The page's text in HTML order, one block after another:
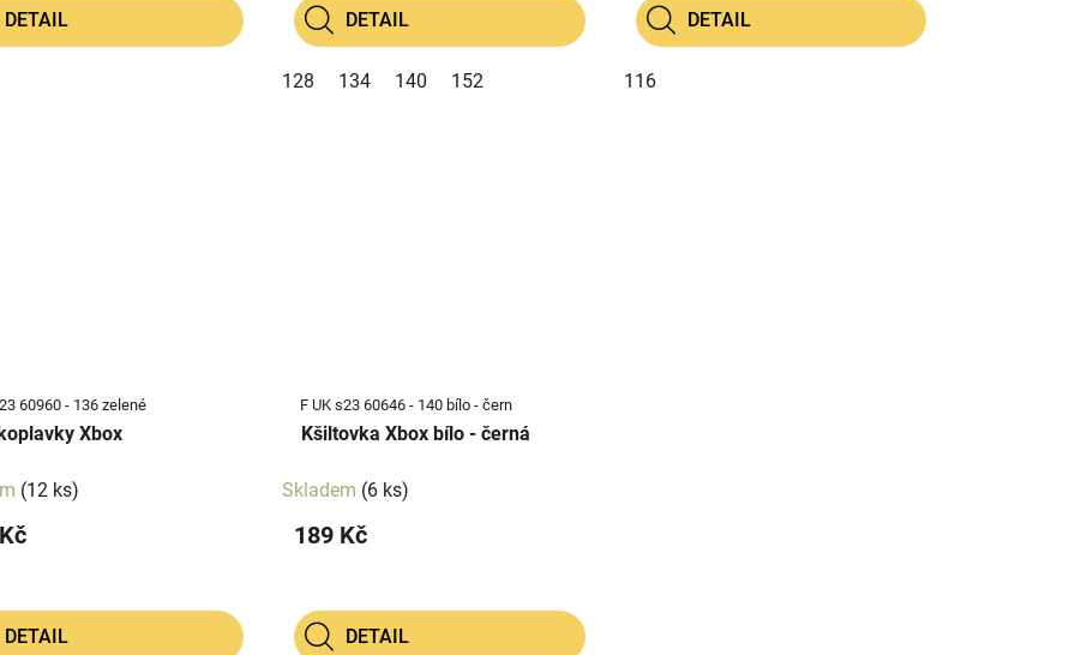
DETAIL DETAIL
128 134 140 152
DETAIL
116
60960 - 136 zelené
Xbox
(12 ks)
DETAIL
F UK s23 60646 - 140 bílo - čern
Kšiltovka Xbox bílo - černá
Skladem (6 ks)
189 Kč
DETAIL